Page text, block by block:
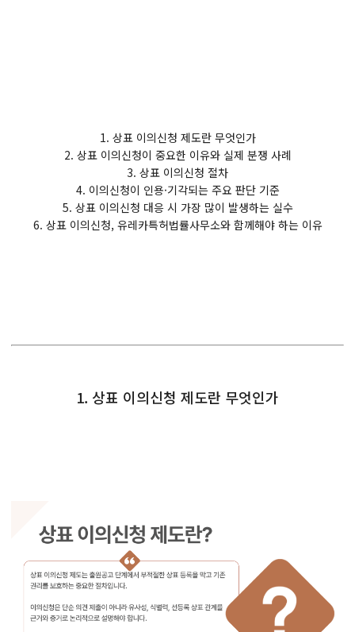
1. 상표 이의신청 제도란 무엇인가
2. 상표 이의신청이 중요한 이유와 실제 분쟁 사례
3. 상표 이의신청 절차
4. 이의신청이 인용·기각되는 주요 판단 기준
5. 상표 이의신청 대응 시 가장 많이 발생하는 실수
6. 상표 이의신청, 유레카특허법률사무소와 함께해야 하는 이유
1. 상표 이의신청 제도란 무엇인가